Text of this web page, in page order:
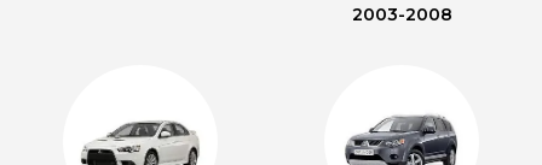
2003-2008